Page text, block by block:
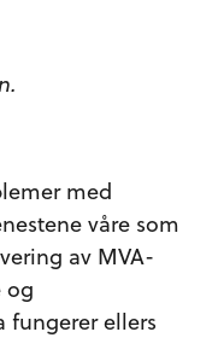
med
våre som
av MVA-
og
fungerer ellers